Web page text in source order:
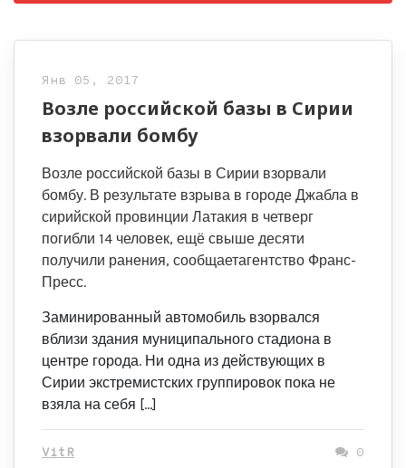
Янв 05, 2017
Возле российской базы в Сирии
взорвали бомбу
Возле российской базы в Сирии взорвали
бомбу. В результате взрыва в городе Джабла в
сирийской провинции Латакия в четверг
погибли 14 человек, ещё свыше десяти
получили ранения, сообщаетагентство Франс-
Пресс.
Заминированный автомобиль взорвался
вблизи здания муниципального стадиона в
центре города. Ни одна из действующих в
Сирии экстремистских группировок пока не
взяла на себя […]
VitR 0